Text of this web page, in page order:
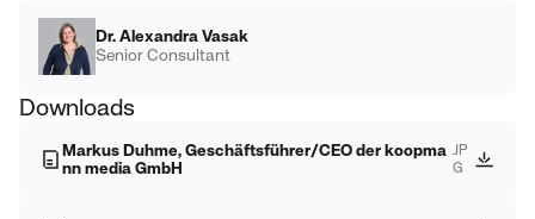
Dr. Alexandra Vasak
Senior Consultant
Downloads
Markus Duhme, Geschäftsführer/CEO der koopma
nn media GmbH
JP
G